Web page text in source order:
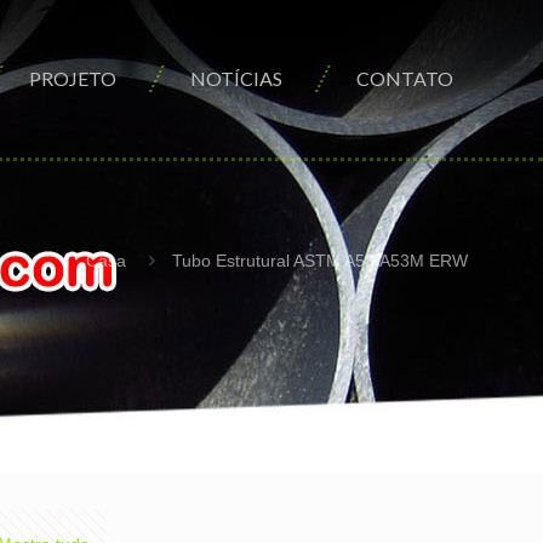
PROJETO NOTÍCIAS CONTATO
Casa Tubo Estrutural ASTM A53/A53M ERW